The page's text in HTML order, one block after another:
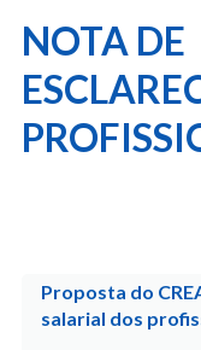
NOTA DE
Proposta do
salarial dos